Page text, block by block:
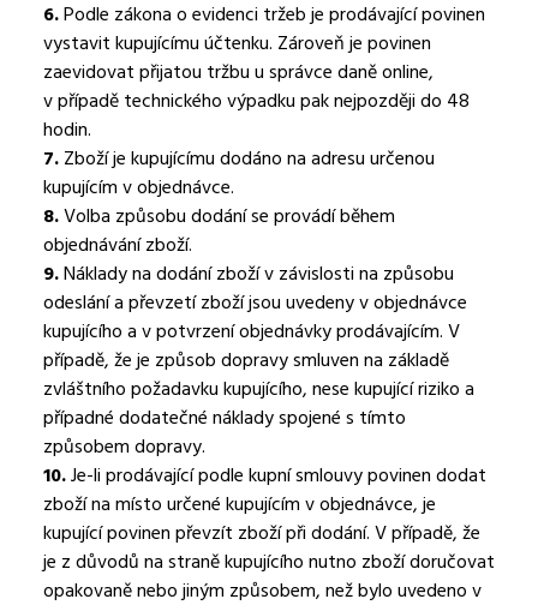
6.Podle zákona o evidenci tržeb je prodávající povinen
vystavit kupujícímu účtenku. Zároveň je povinen
zaevidovat přijatou tržbu u správce daně online,
v případě technického výpadku pak nejpozději do 48
hodin.
7.Zboží je kupujícímu dodáno na adresu určenou
kupujícím v objednávce.
8.Volba způsobu dodání se provádí během
objednávání zboží.
9.Náklady na dodání zboží v závislosti na způsobu
odeslání a převzetí zboží jsou uvedeny v objednávce
kupujícího a v potvrzení objednávky prodávajícím. V
případě, že je způsob dopravy smluven na základě
zvláštního požadavku kupujícího, nese kupující riziko a
případné dodatečné náklady spojené s tímto
způsobem dopravy.
10.Je-li prodávající podle kupní smlouvy povinen dodat
zboží na místo určené kupujícím v objednávce, je
kupující povinen převzít zboží při dodání. V případě, že
je z důvodů na straně kupujícího nutno zboží doručovat
opakovaně nebo jiným způsobem, než bylo uvedeno v